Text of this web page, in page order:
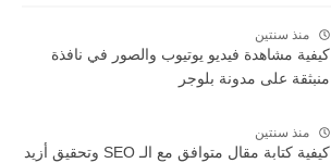
منذ سنتين
كيفية مشاهدة فيديو يوتيوب والصور في نافذة
منبثقة على مدونة بلوجر
منذ سنتين
كيفية كتابة مقال متوافق مع الـ SEO وتحقيق أزيد